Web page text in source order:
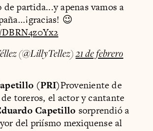
partida...y apenas vamos a
😉
(@LillyTellez)21 de febrero
(PRI)Proveniente de
toreros, el actor y cantante
Capetillo sorprendió a
del priísmo mexiquense al